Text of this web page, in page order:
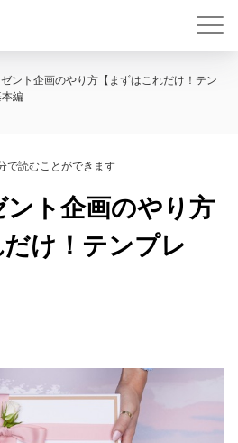
ント企画のやり方【まずはこれだけ！テン
編
で読むことができます
ト企画のやり方
だけ！テンプレ